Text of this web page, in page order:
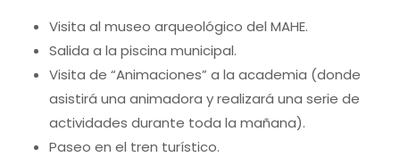
Visita al museo arqueológico del MAHE.
Salida a la piscina municipal.
Visita de “Animaciones” a la academia (donde
asistirá una animadora y realizará una serie de
actividades durante toda la mañana).
Paseo en el tren turístico.